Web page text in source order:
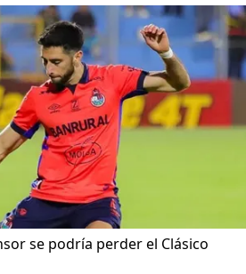
se podría perder el Clásico